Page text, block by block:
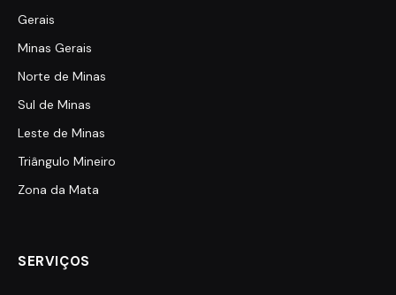
Gerais
Minas Gerais
Norte de Minas
Sul de Minas
Leste de Minas
Triângulo Mineiro
Zona da Mata
SERVIÇOS